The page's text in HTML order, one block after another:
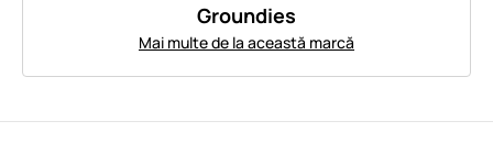
Groundies
Mai multe de la această marcă